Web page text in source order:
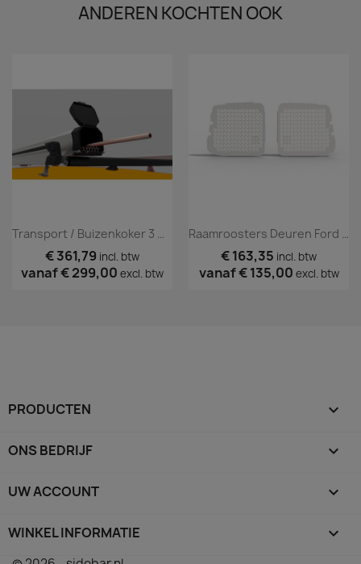
ANDEREN KOCHTEN OOK
€ 361,79 incl. btw
vanaf€ 299,00 excl. btw
€ 163,35 incl. btw
vanaf€ 135,00 excl. btw
PRODUCTEN 
ONS BEDRIJF 
UW ACCOUNT 
WINKEL INFORMATIE keyboard_arrow_down